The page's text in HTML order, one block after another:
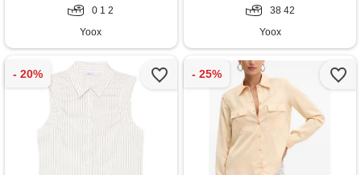
0 1 2
Yoox
38 42
Yoox